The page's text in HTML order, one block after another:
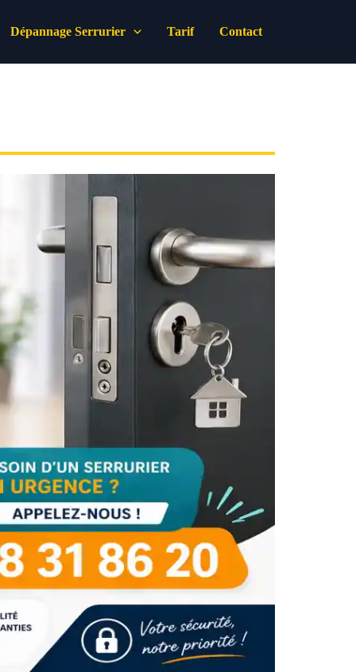
Dépannage Serrurier Tarif Contact